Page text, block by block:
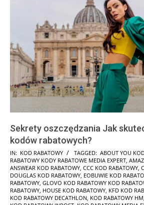
Sekrety oszczędzania Jak
kodów rabatowych?
2025-
01-
24
IN: KOD RABATOWY TAGGED: ABOUT YOU
RABATOWY KODY RABATOWE MEDIA EXPERT,
ANSWEAR KOD RABATOWY, CCC KOD RABATOWY,
DOUGLAS KOD RABATOWY, EOBUWIE KOD
RABATOWY, GLOVO KOD RABATOWY KOD
RABATOWY, HOUSE KOD RABATOWY, KFD KOD
KOD RABATOWY DECATHLON, KOD RABATOWY HM,